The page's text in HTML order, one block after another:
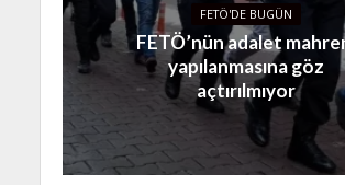
FETÖ'DE BUGÜN
FETÖ’nün adalet
yapılanmasına göz
açtırılmıyor